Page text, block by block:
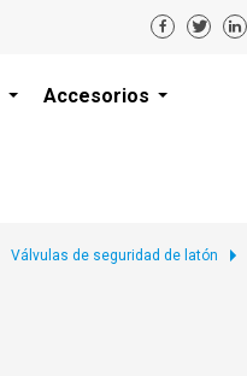
Accesorios
Válvulas de seguridad de latón